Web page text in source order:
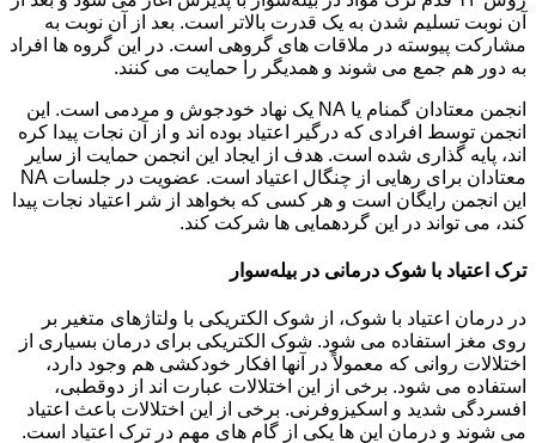
آن نوبت تسلیم شدن به یک قدرت بالاتر است. بعد از آن نوبت به
مشارکت پیوسته در ملاقات های گروهی است. در این گروه ها افراد
به دور هم جمع می شوند و همدیگر را حمایت می کنند.
انجمن معتادان گمنام یا NA یک نهاد خودجوش و مردمی است. این
انجمن توسط افرادی که درگیر اعتیاد بوده اند و از آن نجات پیدا کره
اند، پایه گذاری شده است. هدف از ایجاد این انجمن حمایت از سایر
معتادان برای رهایی از چنگال اعتیاد است. عضویت در جلسات NA
این انجمن رایگان است و هر کسی که بخواهد از شر اعتیاد نجات پیدا
کند، می تواند در این گردهمایی ها شرکت کند.
ترک اعتیاد با شوک درمانی در بیله‌سوار
در درمان اعتیاد با شوک، از شوک الکتریکی با ولتاژهای متغیر بر
روی مغز استفاده می شود. شوک الکتریکی برای درمان بسیاری از
اختلالات روانی که معمولاً در آنها افکار خودکشی هم وجود دارد،
استفاده می شود. برخی از این اختلالات عبارت اند از دوقطبی،
افسردگی شدید و اسکیزوفرنی. برخی از این اختلالات باعث اعتیاد
می شوند و درمان این ها یکی از گام های مهم در ترک اعتیاد است.